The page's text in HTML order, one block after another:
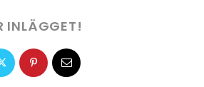
INLÄGGET!